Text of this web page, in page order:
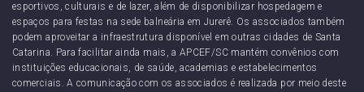
esportivos, culturais e de lazer, além de disponibilizar hospedagem e
espaços para festas na sede balneária em Jurerê. Os associados também
podem aproveitar a infraestrutura disponível em outras cidades de Santa
Catarina. Para facilitar ainda mais, a APCEF/SC mantém convênios com
instituições educacionais, de saúde, academias e estabelecimentos
comerciais. A comunicação com os associados é realizada por meio deste